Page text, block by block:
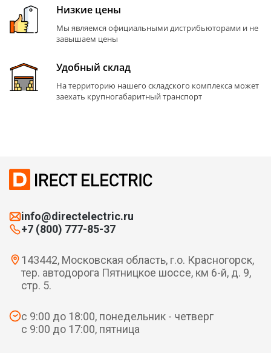
Низкие цены
Мы являемся официальными дистрибьюторами и не
завышаем цены
Удобный склад
На территорию нашего складского комплекса может
заехать крупногабаритный транспорт
info@directelectric.ru
+7 (800) 777-85-37
143442, Московская область, г.о. Красногорск,
тер. автодорога Пятницкое шоссе, км 6-й, д. 9,
стр. 5.
с 9:00 до 18:00, понедельник - четверг
с 9:00 до 17:00, пятница